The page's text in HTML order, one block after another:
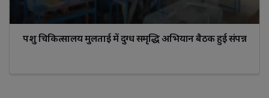
पशु चिकित्सालय मुलताई में दुग्ध समृद्धि अभियान बैठक हुई संपन्न